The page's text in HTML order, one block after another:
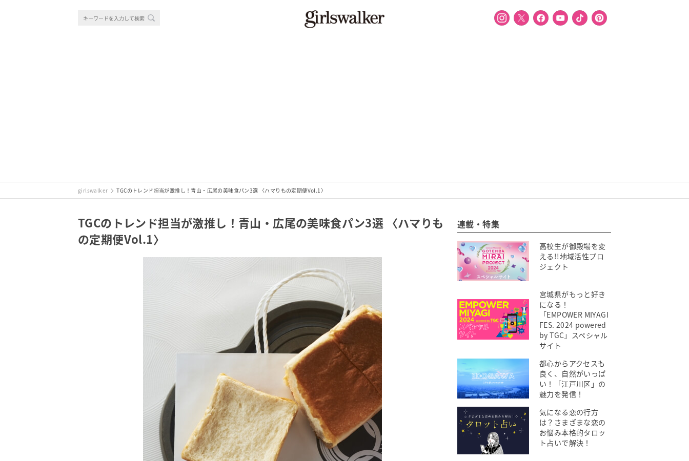
girlswalker TGCのトレンド担当が激推し！青山・広尾の美味食パン3選 〈ハマりもの定期便Vol.1〉
TGCのトレンド担当が激推し！青山・広尾の美味食パン3選 〈ハマりも
の定期便Vol.1〉
連載・特集
高校生が御殿場を変
える!!地域活性プロ
ジェクト
宮城県がもっと好き
になる！
「EMPOWER MIYAGI
FES. 2024 powered
by TGC」スペシャル
サイト
都心からアクセスも
良く、自然がいっぱ
い！「江戸川区」の
魅力を発信！
気になる恋の行方
は？さまざまな恋の
お悩み本格的タロッ
ト占いで解決！